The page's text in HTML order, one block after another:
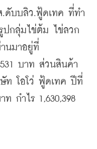
.ดับบลิว.ฟู้ดเทค ที่ทำ
ปกลุ่มไข่ต้ม
ไข่ลวก
นมาอยู่ที่
บาท ส่วนสินค้า
ท โอโว่ ฟู้ดเทค ปีที่
ท กำไร